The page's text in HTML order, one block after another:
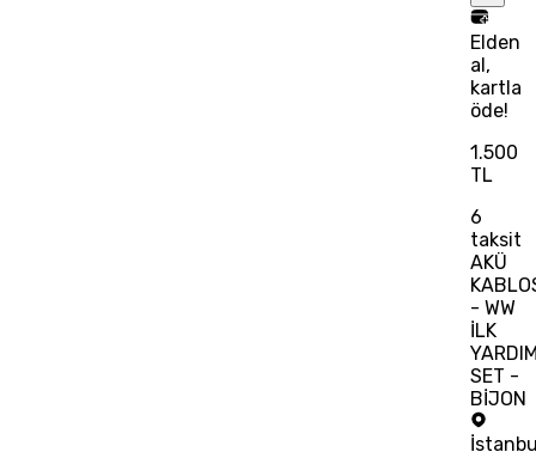
Elden
al,
kartla
öde!
1.500
TL
6
taksit
AKÜ
- WW
İLK
SET -
BİJON